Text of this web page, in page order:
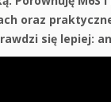
oraz
się lepiej: